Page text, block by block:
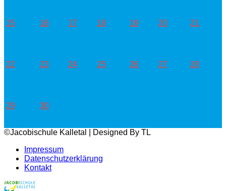
15 16 17 18 19 20 21
22 23 24 25 26 27 28
29 30
©Jacobischule Kalletal | Designed By TL
Impressum
Datenschutzerklärung
Kontakt